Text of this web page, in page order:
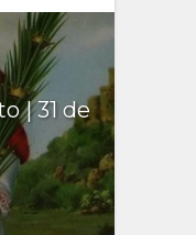
| 31 de